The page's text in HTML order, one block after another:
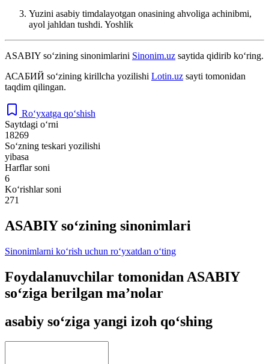
Yuzini asabiy timdalayotgan onasining ahvoliga achinibmi,
ayol jahldan tushdi. Yoshlik
ASABIY so‘zining sinonimlarini Sinonim.uz saytida qidirib ko‘ring.
АСАБИЙ so‘zining kirillcha yozilishi Lotin.uz sayti tomonidan
taqdim qilingan.
Ro‘yxatga qo‘shish
Saytdagi o‘rni
18269
So‘zning teskari yozilishi
yibasa
Harflar soni
6
Ko‘rishlar soni
271
ASABIY so‘zining sinonimlari
Sinonimlarni ko‘rish uchun ro‘yxatdan o‘ting
Foydalanuvchilar tomonidan ASABIY
so‘ziga berilgan ma’nolar
asabiy so‘ziga yangi izoh qo‘shing